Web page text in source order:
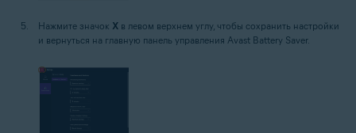
Нажмите значок X в левом верхнем углу, чтобы сохранить настройки
и вернуться на главную панель управления Avast Battery Saver.